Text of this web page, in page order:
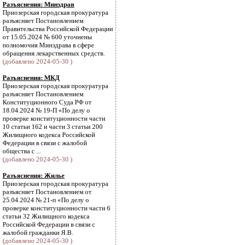
Разъяснения: Минздрав
Приозерская городская прокуратура
разъясняет Постановлением
Правительства Российской Федерации
от 15.05.2024 № 600 уточнены
полномочия Минздрава в сфере
обращения лекарственных средств.
(добавлено 2024-05-30 )
Разъяснения: МКД
Приозерская городская прокуратура
разъясняет Постановлением
Конституционного Суда РФ от
18.04.2024 № 19-П «По делу о
проверке конституционности части
10 статьи 162 и части 3 статьи 200
Жилищного кодекса Российской
Федерации в связи с жалобой
общества с ...
(добавлено 2024-05-30 )
Разъяснения: Жилье
Приозерская городская прокуратура
разъясняет Постановлением от
25.04.2024 № 21-п «По делу о
проверке конституционности части 6
статьи 32 Жилищного кодекса
Российской Федерации в связи с
жалобой гражданки Я.В.
(добавлено 2024-05-30 )